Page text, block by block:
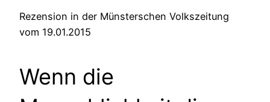
Rezension in der Münsterschen Volkszeitung
vom 19.01.2015
Wenn die